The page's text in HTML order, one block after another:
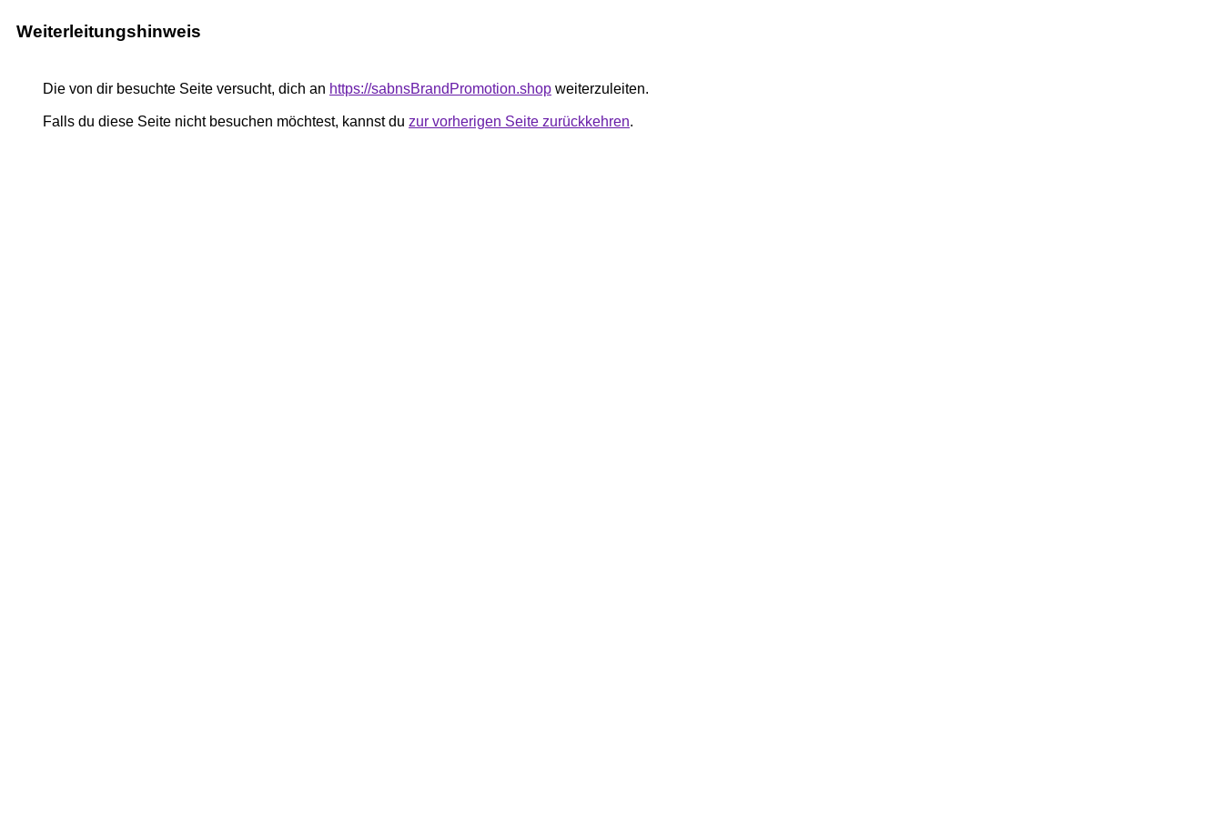
Weiterleitungshinweis
Die von dir besuchte Seite versucht, dich an https://sabnsBrandPromotion.shop weiterzuleiten.
Falls du diese Seite nicht besuchen möchtest, kannst du zur vorherigen Seite zurückkehren.